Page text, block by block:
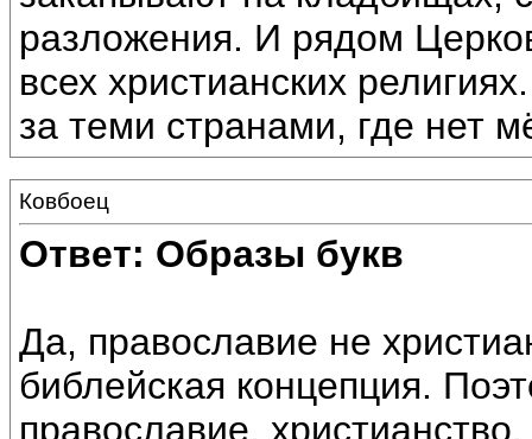
разложения. И рядом
всех христианских
за теми странами, где нет
Ковбоец
Ответ: Образы букв
Да, православие не
библейская концепция.
православие,